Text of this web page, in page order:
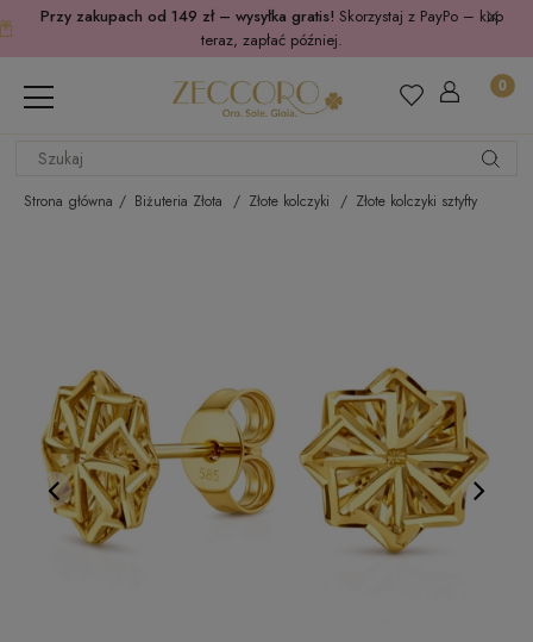
Przy zakupach od 149 zł – wysyłka gratis! Skorzystaj z PayPo – kup
teraz, zapłać później.
Strona główna Biżuteria Złota Złote kolczyki Złote kolczyki sztyfty